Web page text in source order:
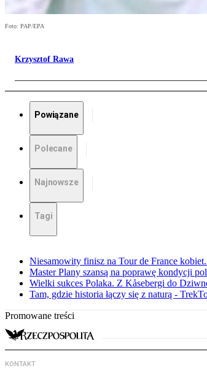
Foto: PAP/EPA
Krzysztof Rawa
Powiązane
Polecane
Najnowsze
Tagi
Niesamowity finisz na Tour de France
Master Plany szansą na poprawę kondycji
Wielki sukces Polaka. Z Kåsebergi do
Tam, gdzie historia łączy się z naturą -
Promowane treści
KONTAKT